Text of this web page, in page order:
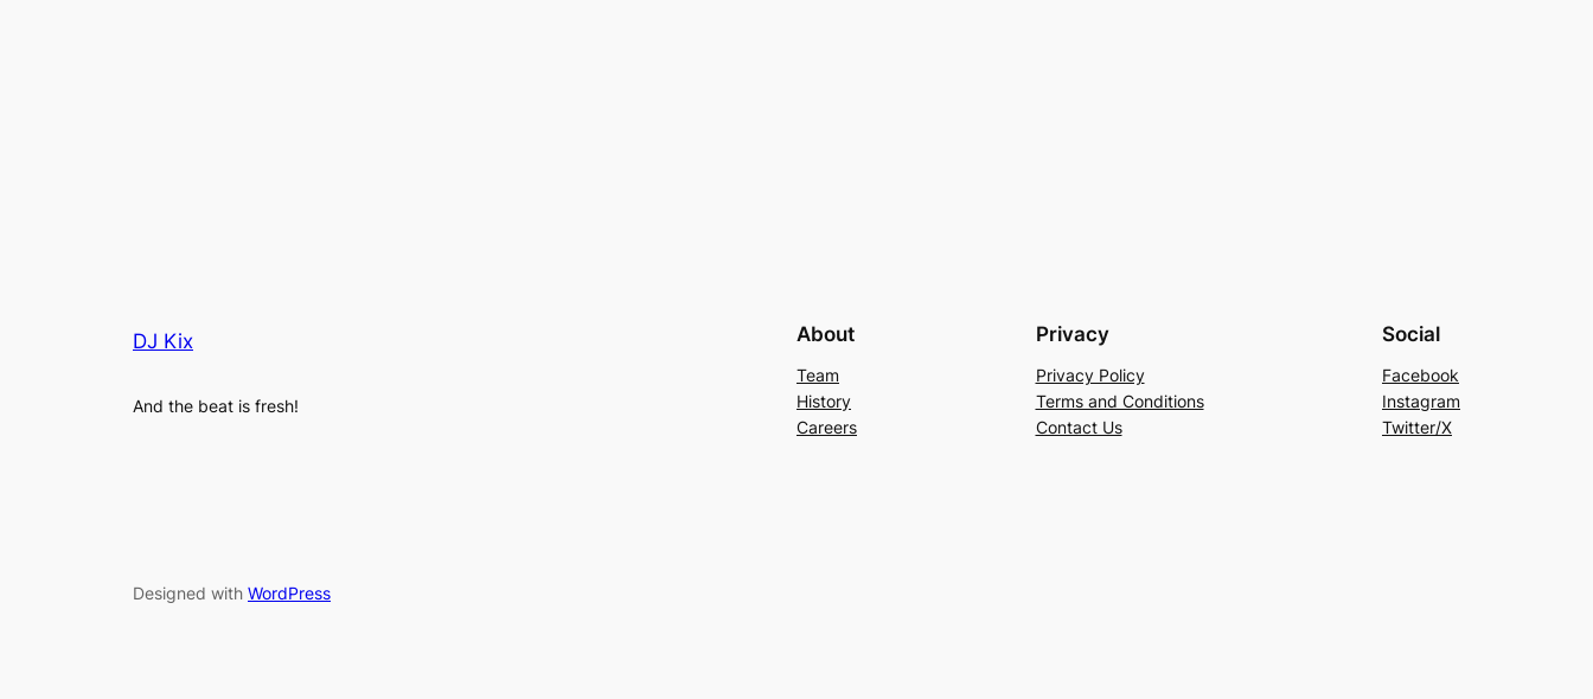
DJ Kix
And the beat is fresh!
About
Team
History
Careers
Privacy
Privacy Policy
Terms and Conditions
Contact Us
Social
Facebook
Instagram
Twitter/X
Designed with WordPress